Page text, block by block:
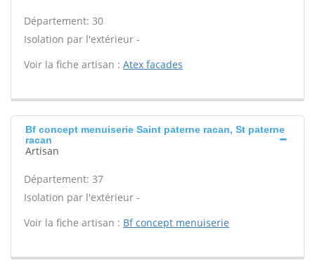
Département: 30
Isolation par l'extérieur -
Voir la fiche artisan : Atex facades
Bf concept menuiserie Saint paterne racan, St paterne
racan
Artisan
Département: 37
Isolation par l'extérieur -
Voir la fiche artisan : Bf concept menuiserie